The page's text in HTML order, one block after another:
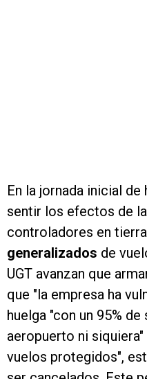
En la jornada inicial de
sentir los efectos de
controladores en
generalizados de
UGT avanzan que
que "la empresa ha
huelga "con un 95%
aeropuerto ni
vuelos protegidos",